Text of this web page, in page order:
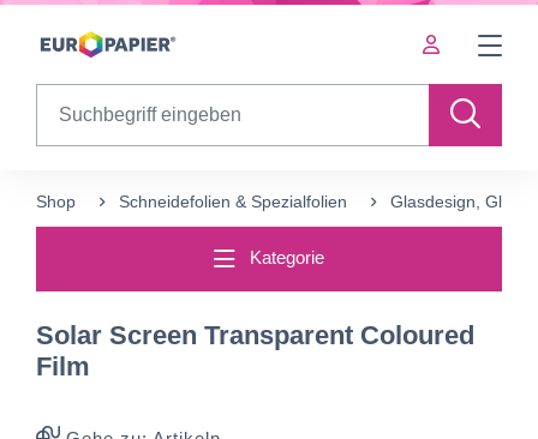
Table Of Content
Ergänzende Produkte
Shop Schneidefolien &‍ Spezialfolien Glasdesign,
Kategorie
Solar Screen Transparent Coloured
Film